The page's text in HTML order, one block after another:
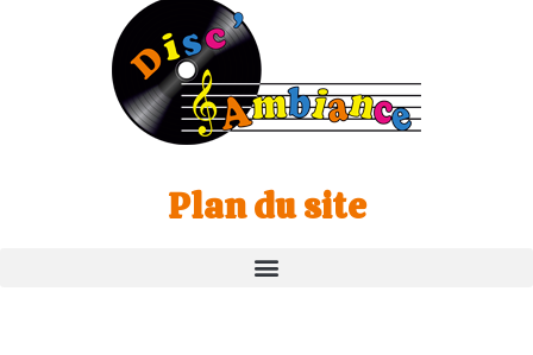
Plan du site